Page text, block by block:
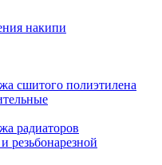
накипи
сшитого полиэтилена
радиаторов
резьбонарезной